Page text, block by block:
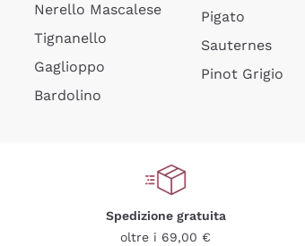
Nerello Mascalese
Tignanello
Gaglioppo
Bardolino
Pigato
Sauternes
Pinot Grigio
Spedizione gratuita
oltre i 69,00 €